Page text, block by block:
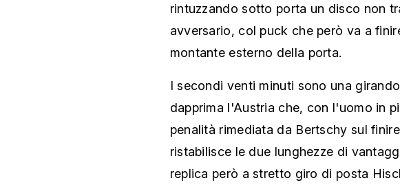
rintuzzando sotto porta un disco non
avversario, col puck che però va a
montante esterno della porta.
I secondi venti minuti sono una
dapprima l'Austria che, con l'uomo in
penalità rimediata da Bertschy sul
ristabilisce le due lunghezze di
replica però a stretto giro di posta